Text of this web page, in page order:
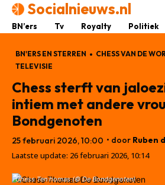
Socialnieuws.nl
BN’ers Tv Royalty Politiek
BN'ERS EN STERREN CHESS VAN DE
TELEVISIE
Chess sterft van
intiem met andere
Bondgenoten
25 februari 2026, 10:00 • door Ruben
Laatste update: 26 februari 2026, 10:14
Chess Ten homas (© De Bondgenoten)